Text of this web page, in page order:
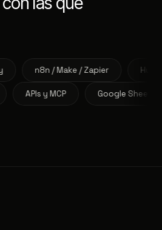
/ Make / Zapier HubSpot
APIs y MCP Google